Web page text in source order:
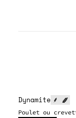
Dynamite
Poulet ou